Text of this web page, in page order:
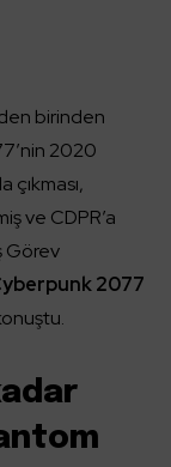
birinden
2020
çıkması,
ve CDPR’a
Görev
2077